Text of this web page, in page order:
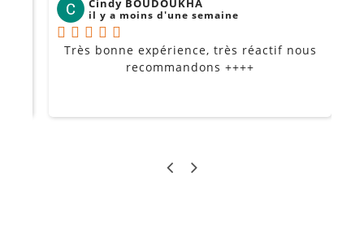
Cindy BOUDOUKHA
il y a moins d'une semaine
Très bonne expérience, très réactif nous
recommandons ++++